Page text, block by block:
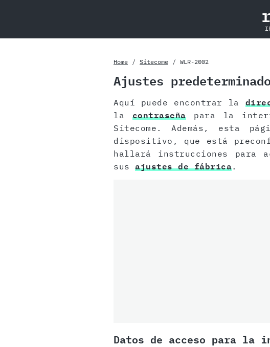
Home Sitecome WLR-2002
Ajustes
Aquí puede encontrar la
la contraseñapara la
Sitecome. Además, esta
dispositivo, que está
hallará instrucciones para
sus ajustes de fábrica.
Datos de acceso para la